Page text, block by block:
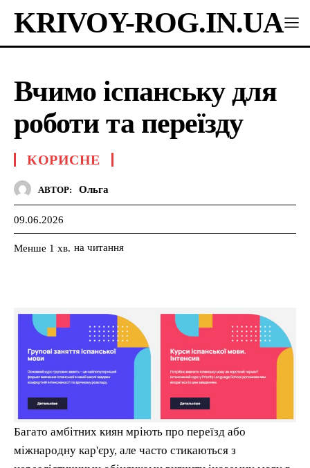
KRIVOY-ROG.IN.UA
Вчимо іспанську для
роботи та переїзду
КОРИСНЕ
АВТОР: Ольга
09.06.2026
Менше 1 хв. на читання
Багато амбітних киян мріють про переїзд або
міжнародну кар'єру, але часто стикаються з